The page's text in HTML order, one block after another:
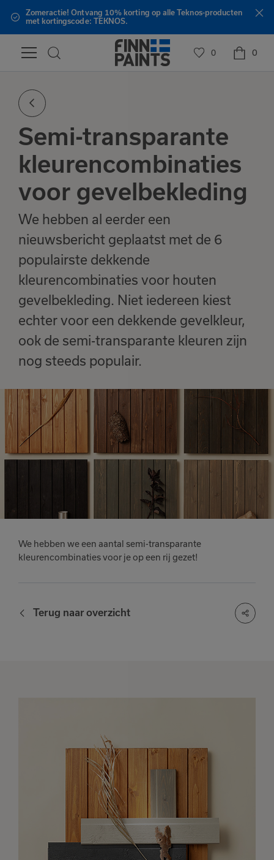
Zomeractie! Ontvang 10% korting op alle Teknos-producten
met kortingscode: TEKNOS.
0 0
Semi-transparante
kleurencombinaties
voor gevelbekleding
We hebben al eerder een
nieuwsbericht geplaatst met de 6
populairste dekkende
kleurencombinaties voor houten
gevelbekleding. Niet iedereen kiest
echter voor een dekkende gevelkleur,
ook de semi-transparante kleuren zijn
nog steeds populair.
We hebben we een aantal semi-transparante
kleurencombinaties voor je op een rij gezet!
Terug naar overzicht